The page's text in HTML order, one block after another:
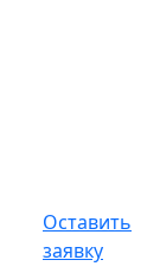
Оставить
заявку